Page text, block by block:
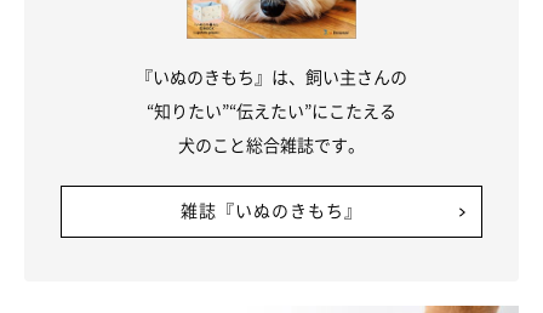
『いぬのきもち』は、飼い主さんの
“知りたい”“伝えたい”にこたえる
犬のこと総合雑誌です。
雑誌『いぬのきもち』